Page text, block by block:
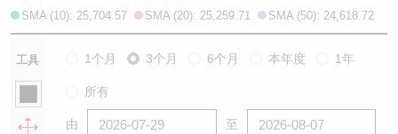
SMA (10): 25,704.57 SMA (20): 25,259.71 SMA (50): 24,618.72
工具 1个月 3个月 6个月 本年度 1年
所有
由 至